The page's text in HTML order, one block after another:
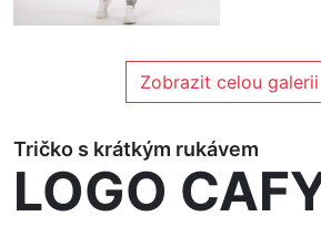
Zobrazit celou galerii
Tričko s krátkým rukávem
LOGO